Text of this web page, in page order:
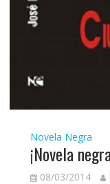
Novela Negra
¡Novela
08/03/2014